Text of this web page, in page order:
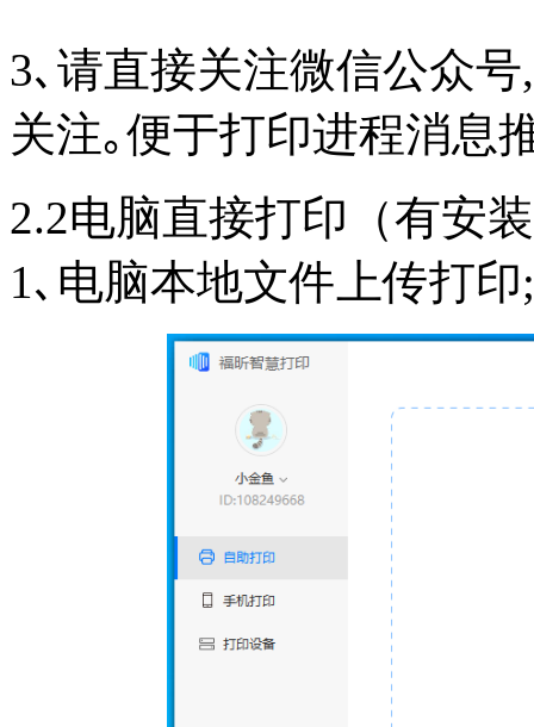
3､请直接关注微信公众
关注｡便于打印进程消息
2.2电脑直接打印（有安
1､电脑本地文件上传打印;